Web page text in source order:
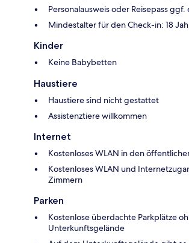
Personalausweis oder Reisepass
Mindestalter für den Check-in: 18
Kinder
Keine Babybetten
Haustiere
Haustiere sind nicht gestattet
Assistenztiere willkommen
Internet
Kostenloses WLAN in den
Kostenloses WLAN und
Zimmern
Parken
Kostenlose überdachte Parkplätze
Unterkunftsgelände